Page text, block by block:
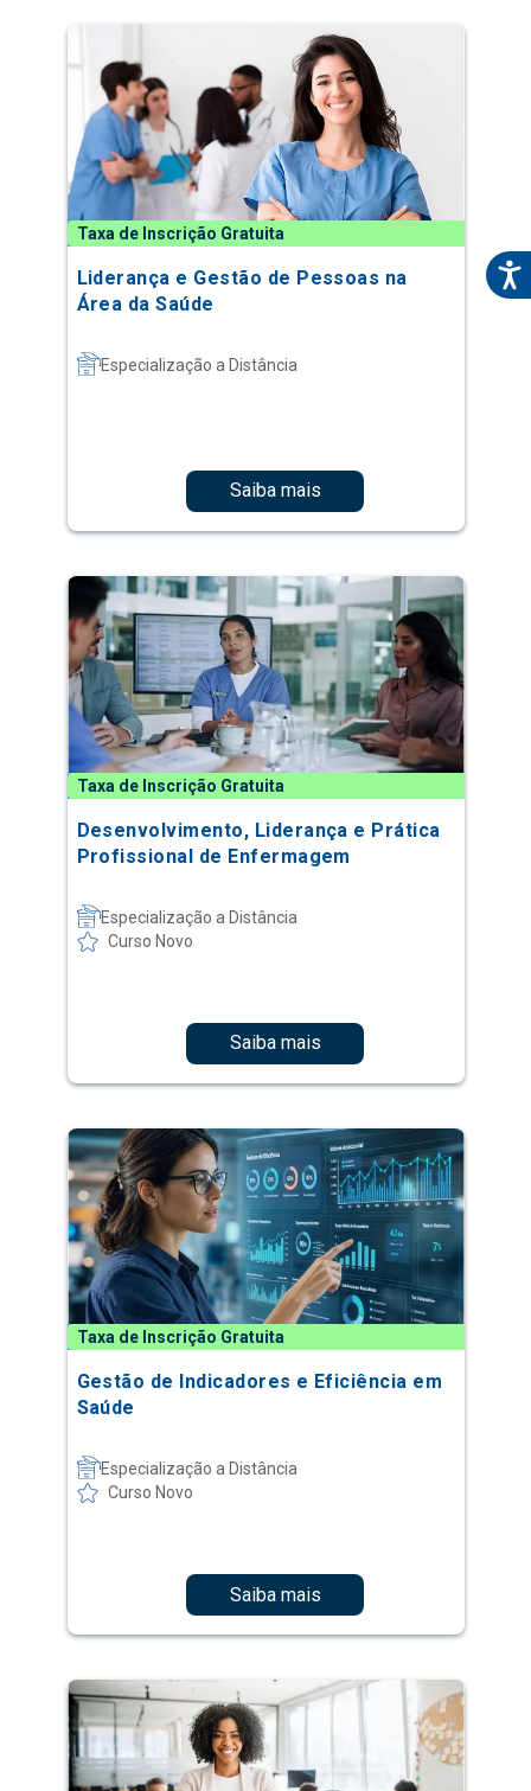
Taxa de Inscrição Gratuita
Liderança e Gestão de Pessoas na
Área da Saúde
Especialização a Distância
Saiba mais
Taxa de Inscrição Gratuita
Desenvolvimento, Liderança e Prática
Profissional de Enfermagem
Especialização a Distância
Curso Novo
Saiba mais
Taxa de Inscrição Gratuita
Gestão de Indicadores e Eficiência em
Saúde
Especialização a Distância
Curso Novo
Saiba mais